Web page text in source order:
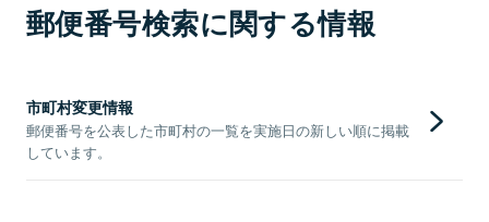
郵便番号検索に関する情報
市町村変更情報
郵便番号を公表した市町村の一覧を実施日の新しい順に掲載
しています。